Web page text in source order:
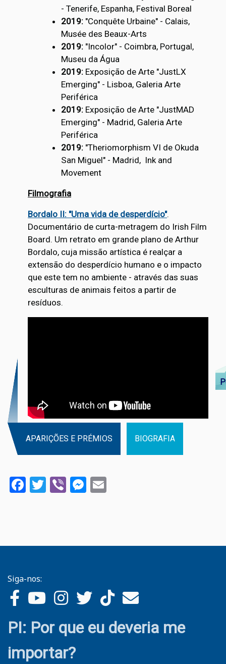
- Tenerife, Espanha, Festival Boreal
2019: "Conquête Urbaine" - Calais,
Musée des Beaux-Arts
2019: "Incolor" - Coimbra, Portugal,
Museu da Água
2019: Exposição de Arte "JustLX
Emerging" - Lisboa, Galeria Arte
Periférica
2019: Exposição de Arte "JustMAD
Emerging" - Madrid, Galeria Arte
Periférica
2019: "Theriomorphism VI de Okuda
San Miguel" - Madrid, Ink and
Movement
Filmografia
Bordalo II: "Uma vida de desperdício".
Documentário de curta-metragem do Irish Film
Board. Um retrato em grande plano de Arthur
Bordalo, cuja missão artística é realçar a
extensão do desperdício humano e o impacto
que este tem no ambiente - através das suas
esculturas de animais feitos a partir de
resíduos.
APARIÇÕES E PRÉMIOS BIOGRAFIA
Facebook
Twitter
ViberMessenger
Siga-nos:
PI: Por que eu deveria me
importar?